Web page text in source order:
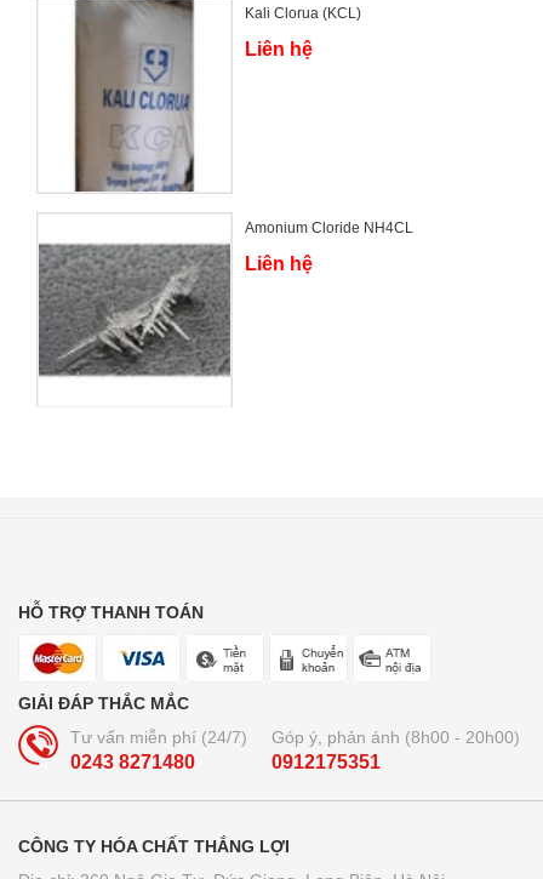
Kali Clorua (KCL)
Liên hệ
Amonium Cloride NH4CL
Liên hệ
HỖ TRỢ THANH TOÁN
GIẢI ĐÁP THẮC MẮC
Tư vấn miễn phí (24/7)
0243 8271480
Góp ý, phản ánh (8h00 - 20h00)
0912175351
CÔNG TY HÓA CHẤT THẮNG LỢI